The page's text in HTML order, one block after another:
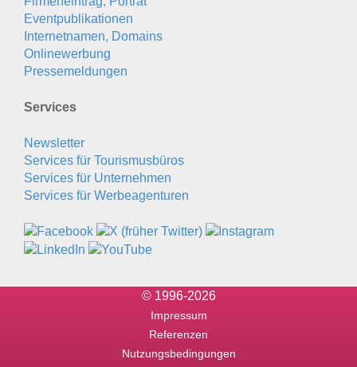
Eventpublikationen
Internetnamen, Domains
Onlinewerbung
Pressemeldungen
Services
Newsletter
Services für Tourismusbüros
Services für Unternehmen
Services für Werbeagenturen
© 1996-2026
Impressum
Referenzen
Nutzungsbedingungen